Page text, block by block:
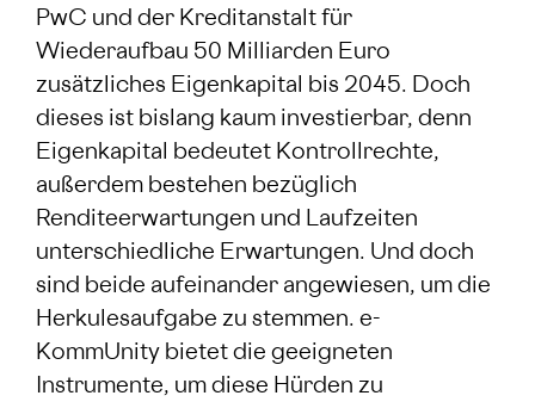
PwC und der Kreditanstalt für
Wiederaufbau 50 Milliarden Euro
zusätzliches Eigenkapital bis 2045. Doch
dieses ist bislang kaum investierbar, denn
Eigenkapital bedeutet Kontrollrechte,
außerdem bestehen bezüglich
Renditeerwartungen und Laufzeiten
unterschiedliche Erwartungen. Und doch
sind beide aufeinander angewiesen, um die
Herkulesaufgabe zu stemmen. e-
KommUnity bietet die geeigneten
Instrumente, um diese Hürden zu